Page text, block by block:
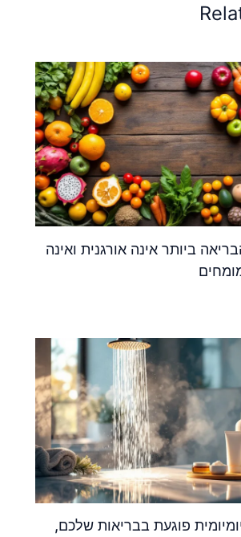
ביותר אינה אורגנית ואינה
פוגעת בבריאות שלכם,